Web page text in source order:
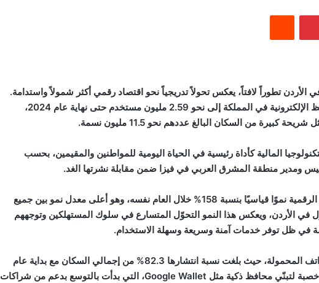
بينتيريست
تطوراً لافتاً، يعكس تحولاً تدريجياً نحو اقتصاد رقمي أكثر شمولاً واستدامة.
فقد وصل عدد مستخدمي المحافظ الإلكترونية في المملكة إلى نحو 2.59 مليون مستخدم حتى نهاية عام 2024،
المالية كأداة رئيسية في الحياة اليومية للمواطنين والمقيمين، بحسب
ومدير منطقة المشرق العربي في فيزا ضمن مقابلة نشرتها الغد.
وسجّلت المعاملات عبر المحافظ الرقمية نموًا قياسيًا بنسبة 158% خلال العام نفسه، وهو أعلى معدل نمو بين جميع
في الأردن، ويعكس هذا النمو التحوّل المتسارع في سلوك المستهلكين وتوجههم
في ظل توفر خدمات آمنة وسريعة وسهلة الاستخدام.
ويُعزز هذا النمو توسّع انتشار الهواتف المحمولة، حيث بلغت نسبة انتشارها 82.3% من إجمالي السكان مع بداية عام
2025، ما يجعل من المملكة بيئة خصبة لتبنّي محافظ ذكية مثل Google Wallet، التي بدأت بالتوسع بدعم من شراكات